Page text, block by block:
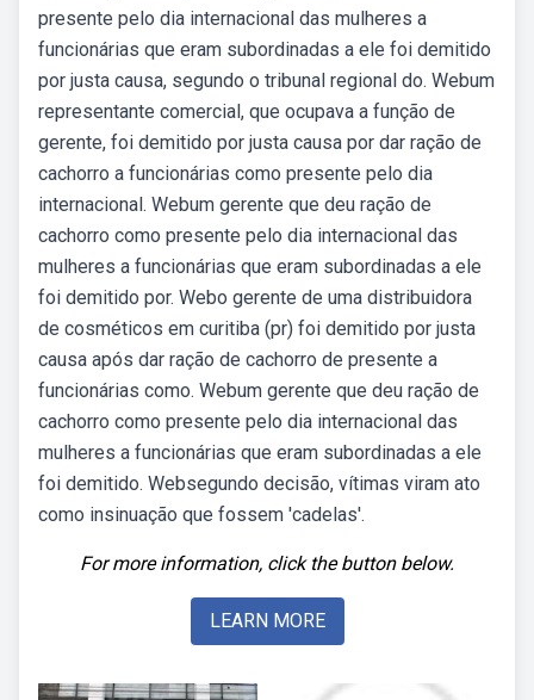
presente pelo dia internacional das mulheres a
funcionárias que eram subordinadas a ele foi demitido
por justa causa, segundo o tribunal regional do. Webum
representante comercial, que ocupava a função de
gerente, foi demitido por justa causa por dar ração de
cachorro a funcionárias como presente pelo dia
internacional. Webum gerente que deu ração de
cachorro como presente pelo dia internacional das
mulheres a funcionárias que eram subordinadas a ele
foi demitido por. Webo gerente de uma distribuidora
de cosméticos em curitiba (pr) foi demitido por justa
causa após dar ração de cachorro de presente a
funcionárias como. Webum gerente que deu ração de
cachorro como presente pelo dia internacional das
mulheres a funcionárias que eram subordinadas a ele
foi demitido. Websegundo decisão, vítimas viram ato
como insinuação que fossem 'cadelas'.
For more information, click the button below.
LEARN MORE